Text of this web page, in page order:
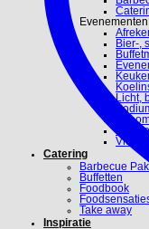
Evenementen
Bier-,
Licht,
Video
Catering
Barbecue
Buffetten
Foodbook
Take away
Inspiratie